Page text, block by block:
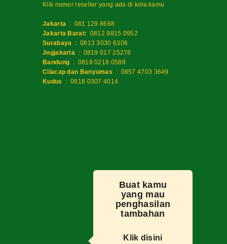
Klik nomor reseller yang ada di kota kamu
Jakarta : 081 129 8668
Jakarta Barat: 0812 9815 0952
Surabaya
: 0813 3030 6306
Jogjakarta : 0819 017 25278
Bandung : 0818 0218 0588
Cilacap dan Banyumas : 0857 4703 3649
Kudus
: 0818 0307 4014
Buat kamu
yang mau
penghasilan
tambahan
Klik disini